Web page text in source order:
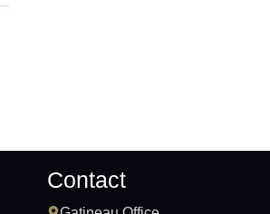
Contact